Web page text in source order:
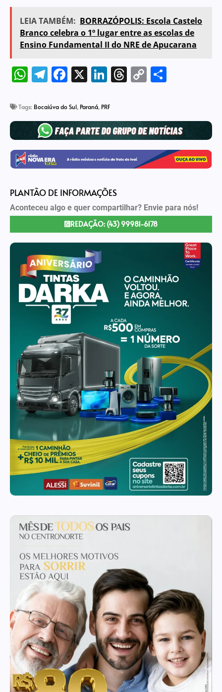
LEIA TAMBÉM: BORRAZÓPOLIS: Escola Castelo
Branco celebra o 1º lugar entre as escolas de
Ensino Fundamental II do NRE de Apucarana
WhatsApp
Telegram
Facebook
X LinkedIn
Threads
Copy
Tags: Bocaiúva do Sul, Paraná, PRF
PLANTÃO DE INFORMAÇÕES
Aconteceu algo e quer compartilhar? Envie para nós!
REDAÇÃO: (43) 99981-6178